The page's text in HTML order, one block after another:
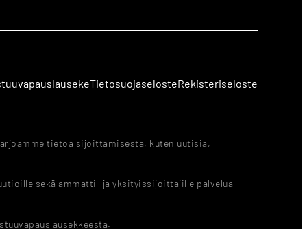
TietosuojaselosteRekisteriseloste
tietoa sijoittamisesta, kuten uutisia,
sekä ammatti- ja yksityissijoittajille palvelua